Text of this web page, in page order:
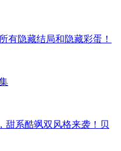
有隐藏结局和隐藏彩蛋！
甜系酷飒双风格来袭！贝